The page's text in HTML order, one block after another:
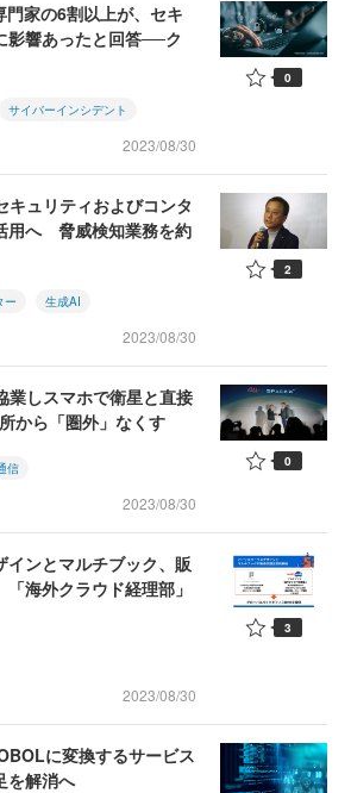
家の6割以上が、セキ
影響あったと回答──ク
サイバーインシデント
2023/08/30
0
キュリティおよびコンタ
用へ 脅威検知業務を約
ー 生成AI
2023/08/30
2
業しスマホで衛星と直接
から「圏外」なくす
信
2023/08/30
0
インとマルチブック、販
海外クラウド経理部」
2023/08/30
3
に変換するサービス
解消へ